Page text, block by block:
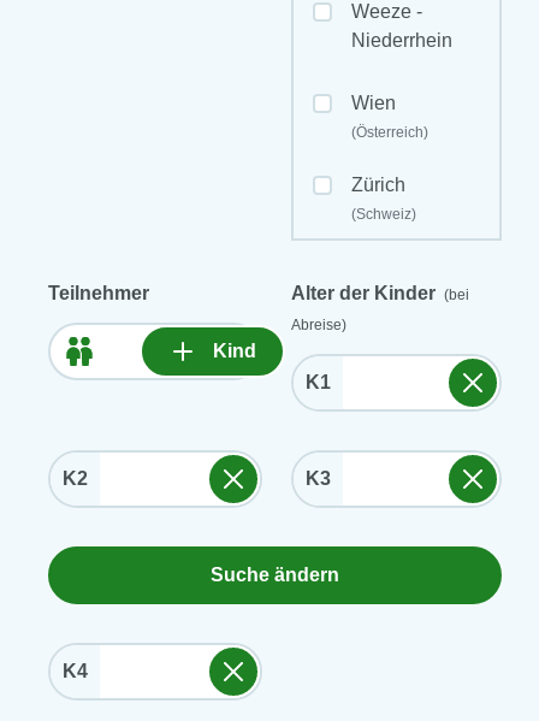
Weeze -
Niederrhein
Wien
(Österreich)
Zürich
(Schweiz)
Teilnehmer
Kind
Alter der Kinder (bei
Abreise)
K1
K2 K3
K4
Suche ändern